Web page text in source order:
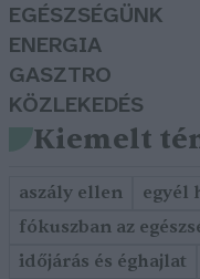
EGÉSZSÉGÜNK
ENERGIA
GASZTRO
KÖZLEKEDÉS
Kiemelt
aszály ellen egyél
fókuszban az
időjárás és éghajlat